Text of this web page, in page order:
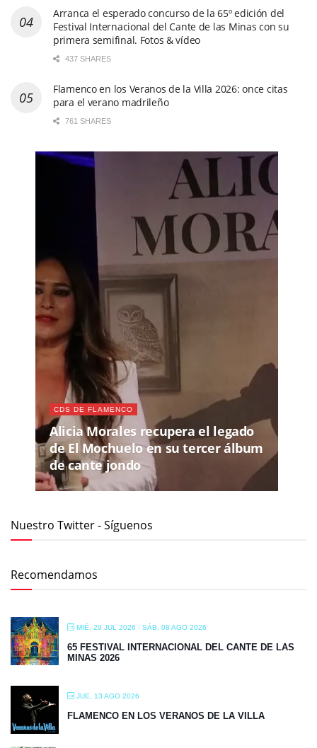
Arranca el esperado concurso de la 65º edición del
Festival Internacional del Cante de las Minas con su
primera semifinal. Fotos & vídeo
437 SHARES
Flamenco en los Veranos de la Villa 2026: once citas
para el verano madrileño
761 SHARES
CDS DE FLAMENCO
Alicia Morales recupera el legado
de El Mochuelo en su tercer álbum
de cante jondo
Nuestro Twitter - Síguenos
Recomendamos
MIÉ, 29 JUL 2026 - SÁB, 08 AGO 2026
65 FESTIVAL INTERNACIONAL DEL CANTE DE LAS
MINAS 2026
JUE, 13 AGO 2026
FLAMENCO EN LOS VERANOS DE LA VILLA